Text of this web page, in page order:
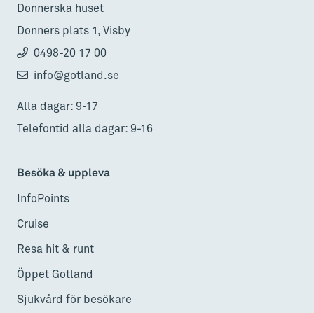
Donnerska huset
Donners plats 1, Visby
0498-20 17 00
info@gotland.se
Alla dagar: 9-17
Telefontid alla dagar: 9-16
Besöka & uppleva
InfoPoints
Cruise
Resa hit & runt
Öppet Gotland
Sjukvård för besökare